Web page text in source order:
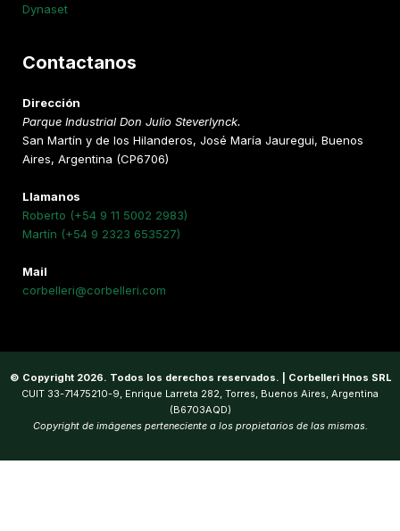
Dynaset
Contactanos
Dirección
Parque Industrial Don Julio Steverlynck.
San Martín y de los Hilanderos, José María Jauregui, Buenos
Aires, Argentina (CP6706)
Llamanos
Roberto (+54 9 11 5002 2983)
Martín (+54 9 2323 653527)
Mail
corbelleri@corbelleri.com
© Copyright 2026. Todos los derechos reservados. | Corbelleri Hnos SRL
CUIT 33-71475210-9, Enrique Larreta 282, Torres, Buenos Aires, Argentina
(B6703AQD)
Copyright de imágenes perteneciente a los propietarios de las mismas.